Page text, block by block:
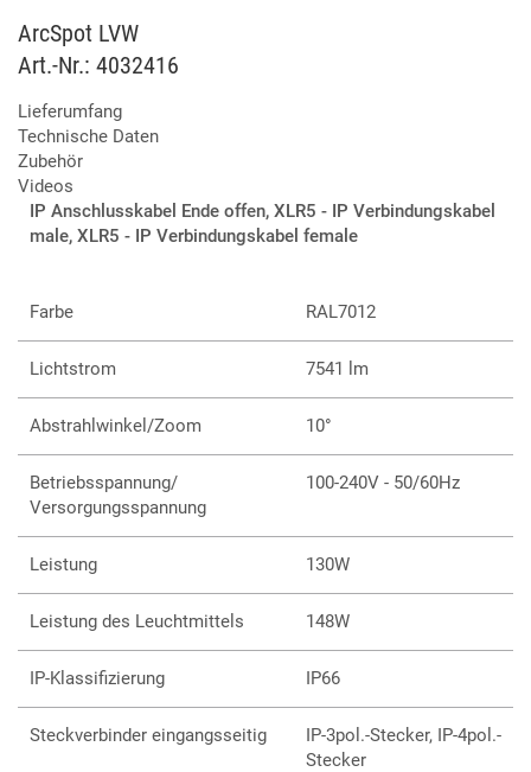
37 x 4W Variable White-LED
IP66 und C5M für dauerhafte Outdoor-Installationen
Umfragreiche Auswahl an Zubehör
Steuerung per DMX, RDM oder Stand-alone
Verfügbar in 6 Größen (Dot, XS, S, M, L, XL)
Auch als RGB+warmweiß-Version verfügbar
ArcSpot LVW
Art.-Nr.: 4032416
Lieferumfang
Technische Daten
Zubehör
Videos
IP Anschlusskabel Ende offen, XLR5 - IP Verbindungskabel
male, XLR5 - IP Verbindungskabel female
Farbe RAL7012
Lichtstrom 7541 lm
Abstrahlwinkel/Zoom 10°
Betriebsspannung/
Versorgungsspannung
100-240V - 50/60Hz
Leistung 130W
Leistung des Leuchtmittels 148W
IP-Klassifizierung IP66
Steckverbinder eingangsseitig
IP-3pol.-Stecker, IP-4pol.-
Stecker